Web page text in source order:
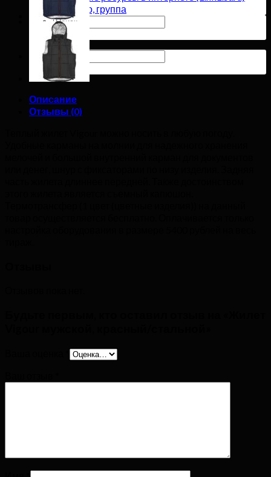
Дьюнико, группа
Искать:
Искать:
Описание
Отзывы (0)